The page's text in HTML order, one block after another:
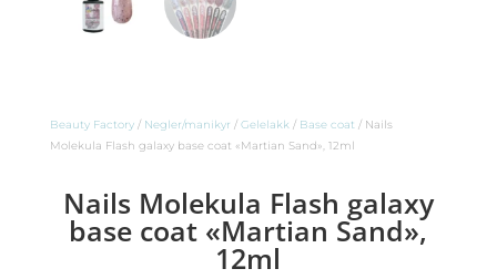
Beauty Factory/ Negler/manikyr / Gelelakk/ Base coat/ Nails
Molekula Flash galaxy base coat «Martian Sand», 12ml
Nails Molekula Flash galaxy
base coat «Martian Sand»,
12ml